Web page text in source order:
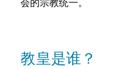
会的宗教统一。
教皇是谁？